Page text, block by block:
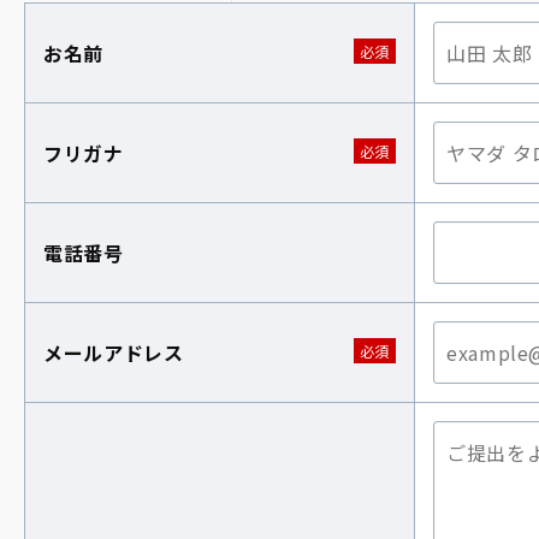
お名前
フリガナ
電話番号
メールアドレス